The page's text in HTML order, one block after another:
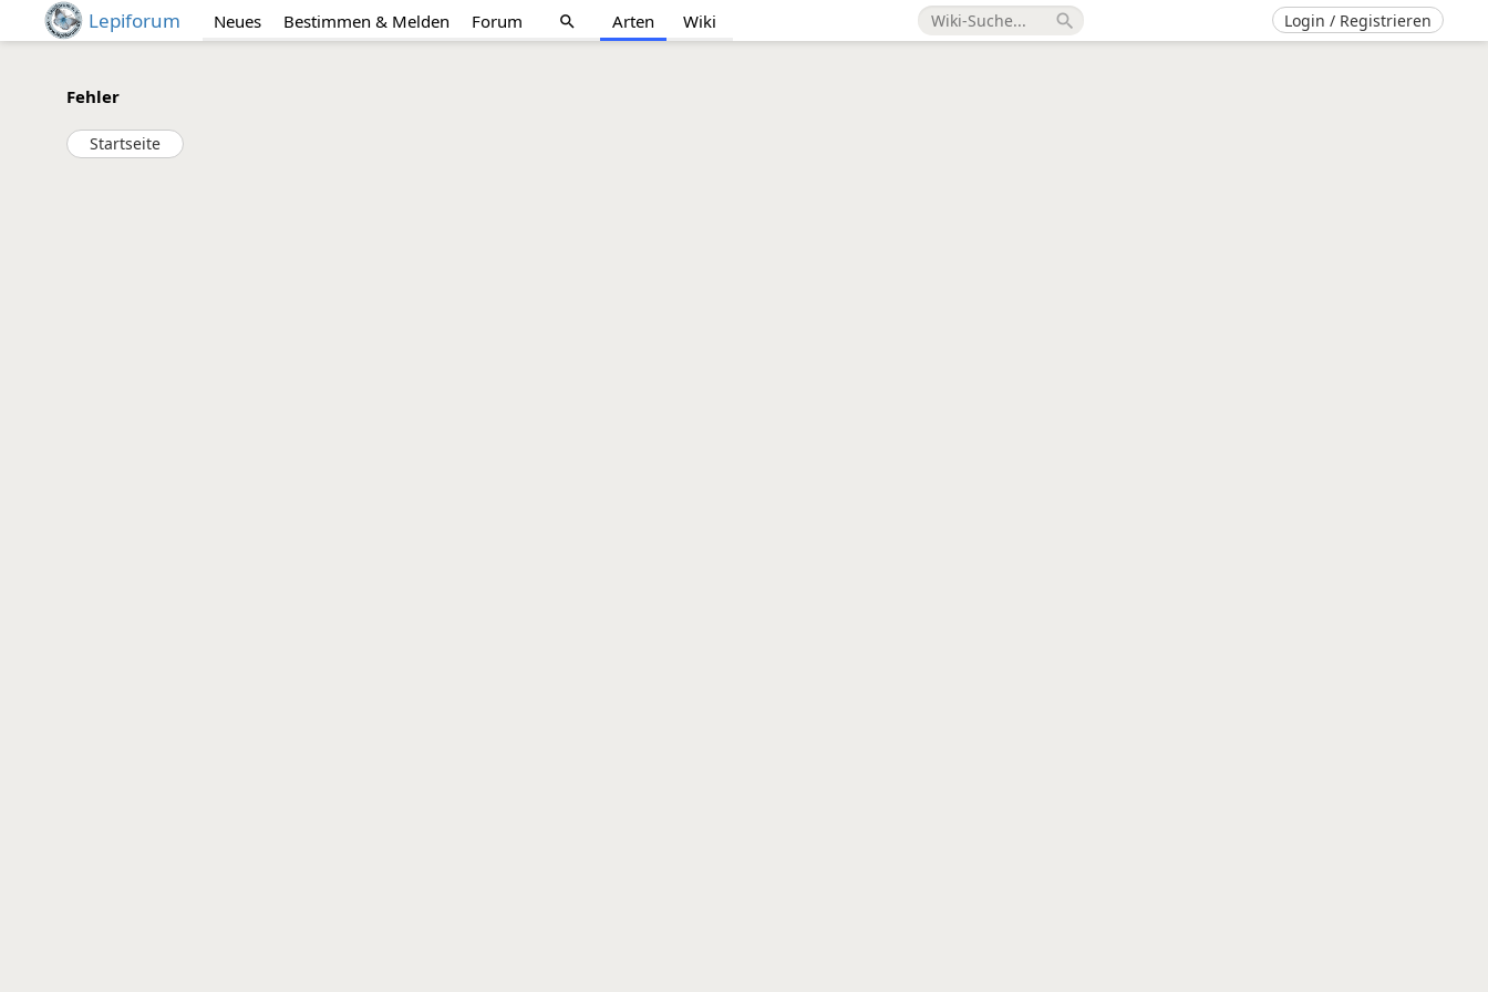
Lepiforum Neues Bestimmen & Melden Forum search Arten Wiki search Login / Registrieren
Fehler
Startseite